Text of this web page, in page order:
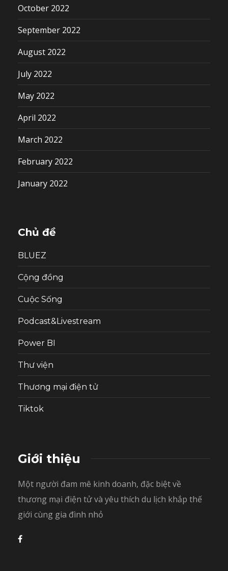
October 2022
September 2022
August 2022
July 2022
May 2022
April 2022
March 2022
February 2022
January 2022
Chủ đề
BLUEZ
Cộng đồng
Cuộc Sống
Podcast&Livestream
Power BI
Thư viện
Thương mại điện tử
Tiktok
Giới thiệu
Một người đam mê kinh doanh, đặc biệt về
thương mại điện tử và yêu thích du lịch khắp thế
giới cùng gia đình nhỏ